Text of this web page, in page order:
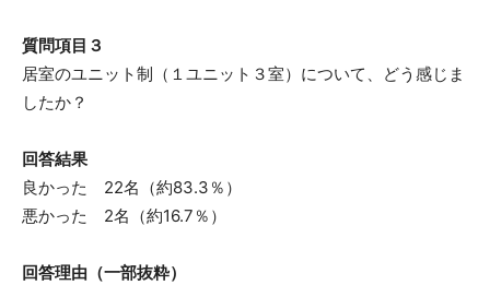
質問項目３
居室のユニット制（１ユニット３室）について、どう感じま
したか？
回答結果
良かった 22名（約83.3％）
悪かった 2名（約16.7％）
回答理由（一部抜粋）